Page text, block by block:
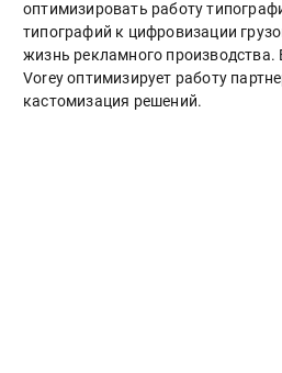
оптимизировать работу
типографий к цифровизации
жизнь рекламного производства.
Vorey оптимизирует работу
кастомизация решений.